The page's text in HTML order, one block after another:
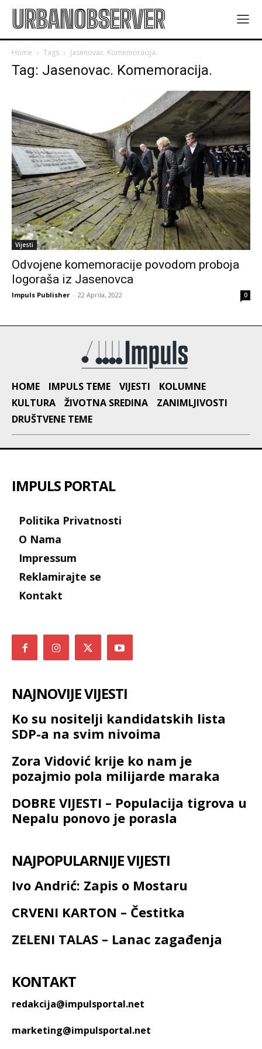
URBANOBSERVER
Home Tags Jasenovac. Komemoracija.
Tag: Jasenovac. Komemoracija.
Vijesti
Odvojene komemoracije povodom proboja
logoraša iz Jasenovca
Impuls Publisher - 22 Aprila, 2022 0
HOME IMPULS TEME VIJESTI
KOLUMNE
KULTURA
ŽIVOTNA SREDINA
ZANIMLJIVOSTI
DRUŠTVENE TEME
IMPULS PORTAL
Politika Privatnosti
O Nama
Impressum
Reklamirajte se
Kontakt
NAJNOVIJE VIJESTI
Ko su nositelji kandidatskih lista
SDP-a na svim nivoima
Zora Vidović krije ko nam je
pozajmio pola milijarde maraka
DOBRE VIJESTI – Populacija tigrova u
Nepalu ponovo je porasla
NAJPOPULARNIJE VIJESTI
Ivo Andrić: Zapis o Mostaru
CRVENI KARTON – Čestitka
ZELENI TALAS – Lanac zagađenja
KONTAKT
redakcija@impulsportal.net
marketing@impulsportal.net